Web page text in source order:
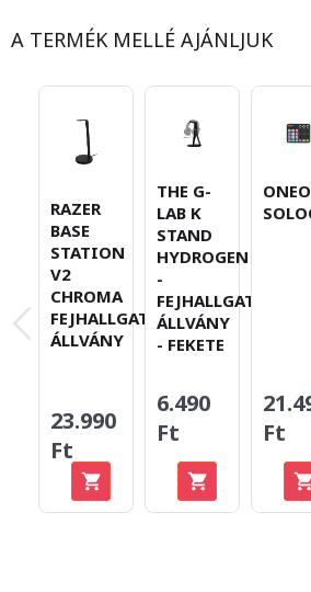
A TERMÉK MELLÉ AJÁNLJUK
RAZER
BASE
STATION
V2
CHROMA
FEJHALLGATÓ
ÁLLVÁNY
23.990
Ft
THE G-
LAB K
STAND
HYDROGEN
-
FEJHALLGATÓ/
ÁLLVÁNY
- FEKETE
6.490
Ft
Ft